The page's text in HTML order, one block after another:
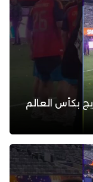
بكأس العالم